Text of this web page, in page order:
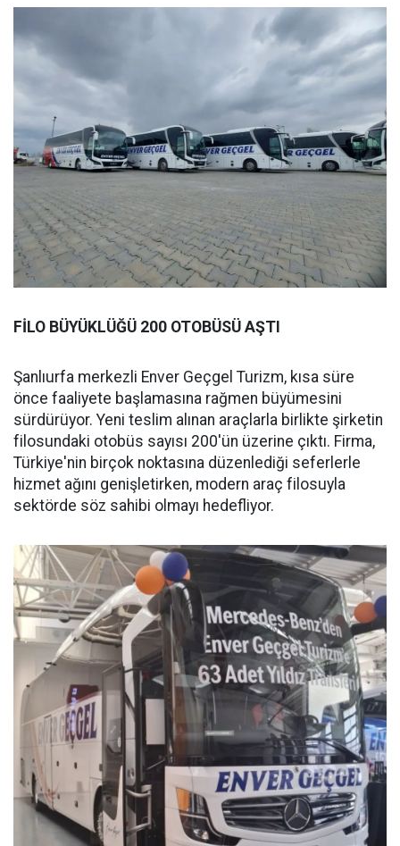
FİLO BÜYÜKLÜĞÜ 200 OTOBÜSÜ AŞTI
Şanlıurfa merkezli Enver Geçgel Turizm, kısa süre
önce faaliyete başlamasına rağmen büyümesini
sürdürüyor. Yeni teslim alınan araçlarla birlikte şirketin
filosundaki otobüs sayısı 200'ün üzerine çıktı. Firma,
Türkiye'nin birçok noktasına düzenlediği seferlerle
hizmet ağını genişletirken, modern araç filosuyla
sektörde söz sahibi olmayı hedefliyor.